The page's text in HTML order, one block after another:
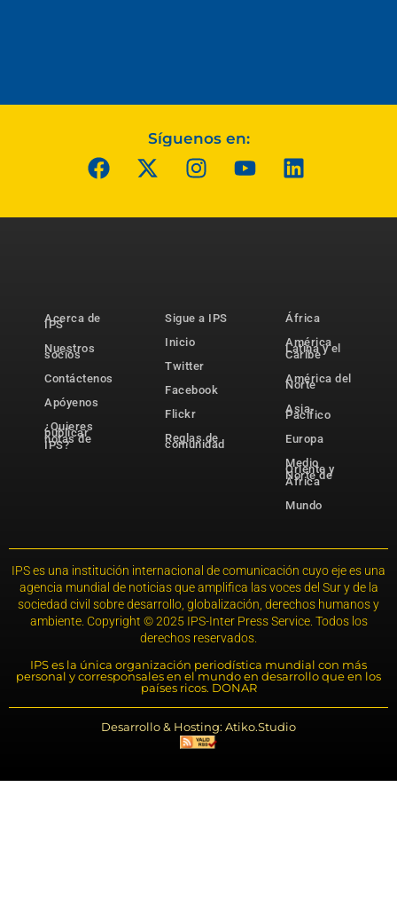
Síguenos en:
Acerca de
IPS
Nuestros
socios
Contáctenos
Apóyenos
¿Quieres
publicar
notas de
IPS?
Sigue a IPS
Inicio
Twitter
Facebook
Flickr
Reglas de
comunidad
África
América
Latina y el
Caribe
América del
Norte
Asia-
Pacífico
Europa
Medio
Oriente y
Norte de
África
Mundo
IPS es una institución internacional de comunicación cuyo eje es una
agencia mundial de noticias que amplifica las voces del Sur y de la
sociedad civil sobre desarrollo, globalización, derechos humanos y
ambiente. Copyright © 2025 IPS-Inter Press Service. Todos los
derechos reservados.
IPS es la única organización periodística mundial con más
personal y corresponsales en el mundo en desarrollo que en los
países ricos. DONAR
Desarrollo & Hosting: Atiko.Studio